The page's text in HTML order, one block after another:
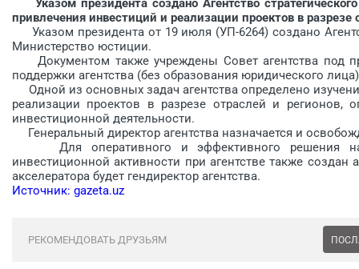
Указом президента создано Агентство
привлечения инвестиций и реализации проектов в разрезе
Указом президента от 19 июля (УП-6264) создано
Министерство юстиции.
Документом также учреждены Совет агентства под
поддержки агентства (без образования юридического
Одной из основных задач агентства определено
реализации проектов в разрезе отраслей и регионов,
инвестиционной деятельности.
Генеральный директор агентства назначается и
Для оперативного и эффективного решения
инвестиционной активности при агентстве также создан
акселератора будет гендиректор агентства.
Источник: gazeta.uz
РЕКОМЕНДОВАТЬ ДРУЗЬЯМ